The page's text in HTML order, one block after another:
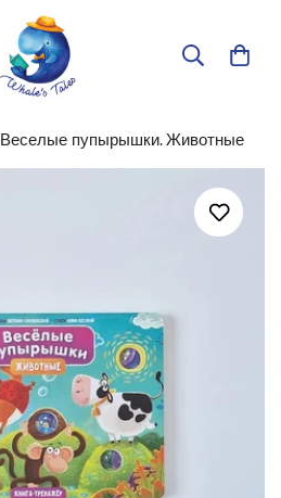
Веселые пупырышки. Животные